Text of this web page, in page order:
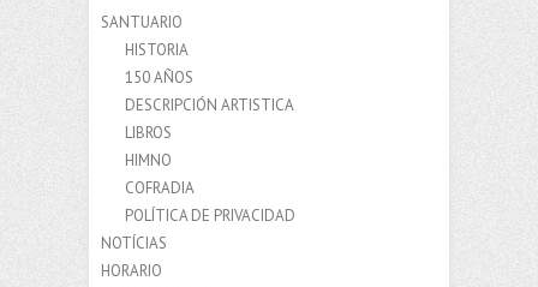
SANTUARIO
HISTORIA
150 AÑOS
DESCRIPCIÓN ARTISTICA
LIBROS
HIMNO
COFRADIA
POLÍTICA DE PRIVACIDAD
NOTÍCIAS
HORARIO